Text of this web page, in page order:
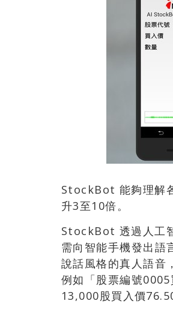
StockBot 能夠理解
升3至10倍。
StockBot 透過人工
需向智能手機發出
說話風格的真人語音
例如「股票編號
13,000股買入價